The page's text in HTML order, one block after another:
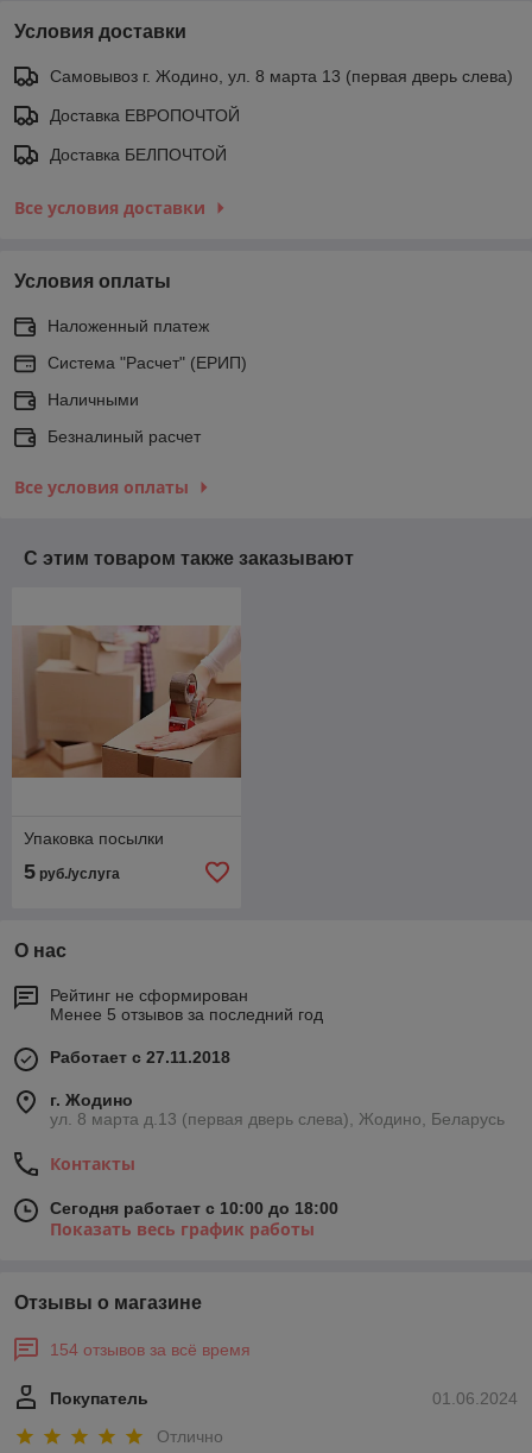
Условия доставки
Самовывоз г. Жодино, ул. 8 марта 13 (первая дверь слева)
Доставка ЕВРОПОЧТОЙ
Доставка БЕЛПОЧТОЙ
Все условия доставки
Условия оплаты
Наложенный платеж
Система "Расчет" (ЕРИП)
Наличными
Безналиный расчет
Все условия оплаты
С этим товаром также заказывают
Упаковка посылки
5 руб./услуга
О нас
Рейтинг не сформирован
Менее 5 отзывов за последний год
Работает с 27.11.2018
г. Жодино
ул. 8 марта д.13 (первая дверь слева), Жодино, Беларусь
Контакты
Сегодня работает с 10:00 до 18:00
Показать весь график работы
Отзывы о магазине
154 отзывов за всё время
01.06.2024
Покупатель
Отлично